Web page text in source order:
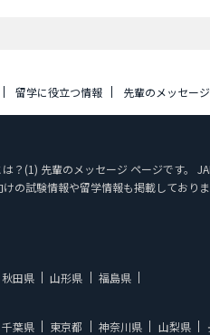
留学に役立つ情報 先輩のメッセージ
？(1) 先輩のメッセージ ページです。
の試験情報や留学情報も掲載しており
秋田県 山形県
福島県
千葉県 東京都 神奈川県 山梨県